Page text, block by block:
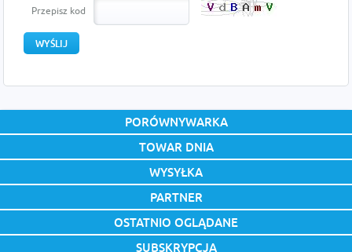
Przepisz kod
PORÓWNYWARKA
TOWAR DNIA
WYSYŁKA
PARTNER
OSTATNIO OGLĄDANE
SUBSKRYPCJA